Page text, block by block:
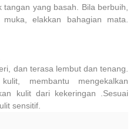
yang basah. Bila berbuih,
elakkan bahagian mata.
dan terasa lembut dan tenang.
membantu mengekalkan
kulit dari kekeringan .Sesuai
sensitif.